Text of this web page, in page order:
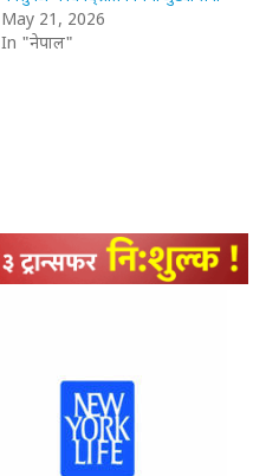
May 21, 2026
In "नेपाल"